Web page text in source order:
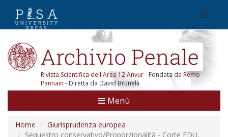
Rivista Scientifica dell'Area 12 Anvur- Fondata da Remo
Pannain - Diretta da David Brunelli
Menù
Home
Giurisprudenza europea
Sequestro conservativo/Proporzionalità - Corte EDU,